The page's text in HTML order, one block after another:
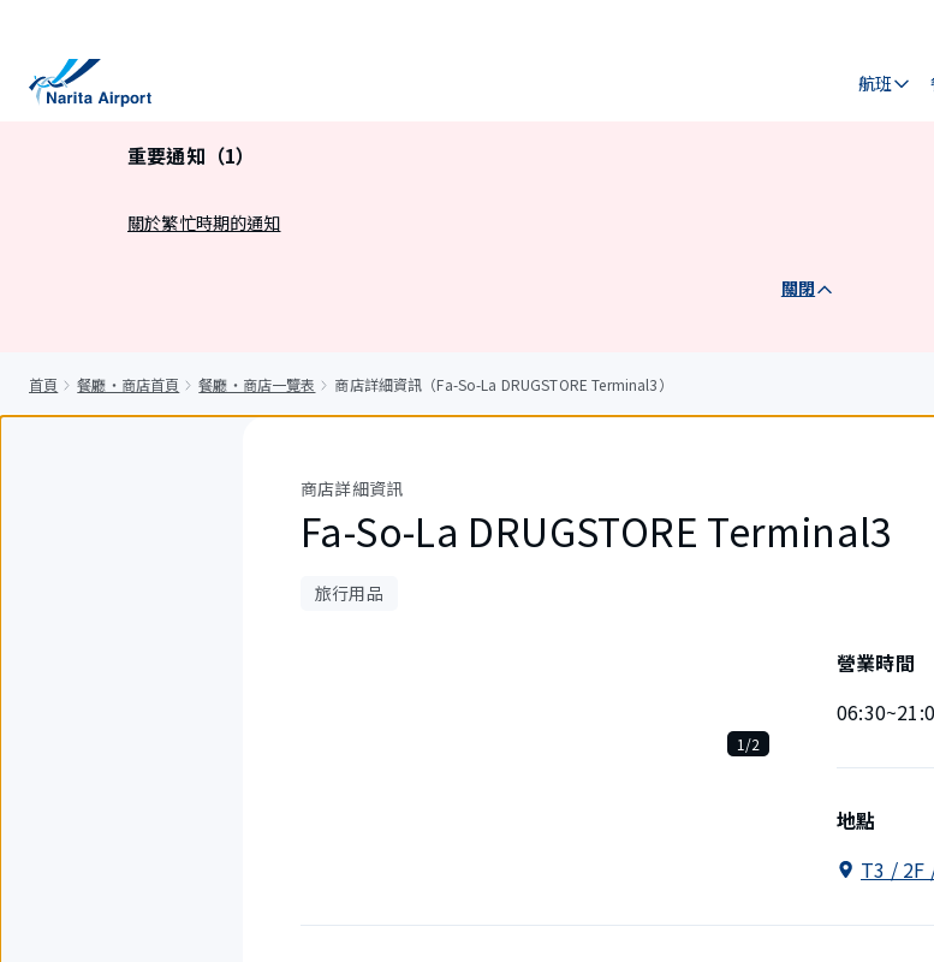
航班
重要通知（1）
關於繁忙時期的通知
關閉
首頁 餐廳・商店首頁 餐廳・商店一覽表 商店詳細資訊（Fa-So-La DRUGSTORE Terminal3）
商店詳細資訊
Fa-So-La DRUGSTORE Terminal3
旅行用品
1
1/2
營業時間
地點
T3 / 2F